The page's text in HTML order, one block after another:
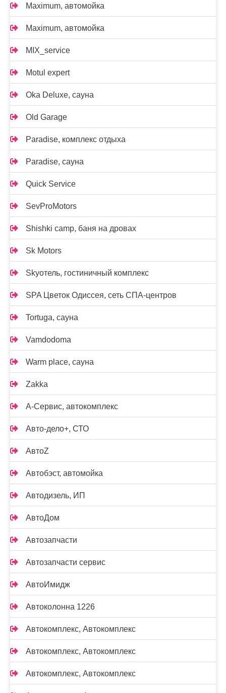
Maximum, автомойка
Maximum, автомойка
MIX_service
Motul expert
Oka Deluxe, сауна
Old Garage
Paradise, комплекс отдыха
Paradise, сауна
Quick Service
SevProMotors
Shishki camp, баня на дровах
Sk Motors
Skyотель, гостиничный комплекс
SPA Цветок Одиссея, сеть СПА-центров
Tortuga, сауна
Vamdodoma
Warm place, сауна
Zakka
А-Сервис, автокомплекс
Авто-дело+, СТО
АвтоZ
Автобэст, автомойка
Автодизель, ИП
АвтоДом
Автозапчасти
Автозапчасти сервис
АвтоИмидж
Автоколонна 1226
Автокомплекс, Автокомплекс
Автокомплекс, Автокомплекс
Автокомплекс, Автокомплекс